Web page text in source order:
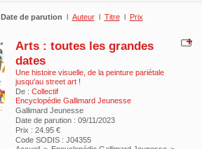
Date de parution l Auteur l Titre l Prix
Arts : toutes les grandes
dates
Une histoire visuelle, de la peinture pariétale
jusqu'au street art !
De : Collectif
Encyclopédie Gallimard Jeunesse
Gallimard Jeunesse
Date de parution : 09/11/2023
Prix : 24.95 €
Code SODIS : J04355